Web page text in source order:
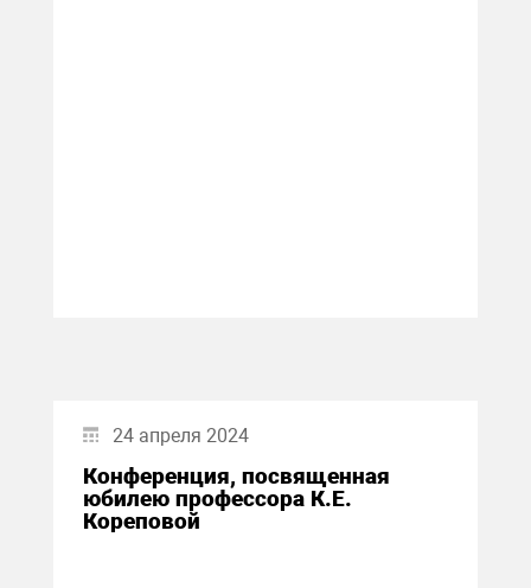
24 апреля 2024
Конференция, посвященная
юбилею профессора К.Е.
Кореповой